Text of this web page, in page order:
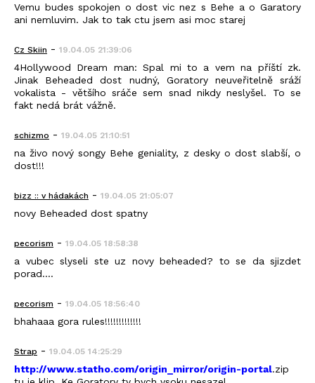
Vemu budes spokojen o dost vic nez s Behe a o Garatory
ani nemluvim. Jak to tak ctu jsem asi moc starej
Cz Skiin - 19.04.05 21:39:06
4Hollywood Dream man: Spal mi to a vem na příští zk.
Jinak Beheaded dost nudný, Goratory neuveřitelně sráží
vokalista - většího sráče sem snad nikdy neslyšel. To se
fakt nedá brát vážně.
schizmo - 19.04.05 21:10:51
na živo nový songy Behe geniality, z desky o dost slabší, o
dost!!!
bizz :: v hádakách - 19.04.05 21:05:07
novy Beheaded dost spatny
pecorism - 19.04.05 18:58:38
a vubec slyseli ste uz novy beheaded? to se da sjizdet
porad....
pecorism - 19.04.05 18:56:40
bhahaaa gora rules!!!!!!!!!!!!!
Strap - 19.04.05 14:25:29
http://www.statho.com/origin_mirror/origin-portal.zip